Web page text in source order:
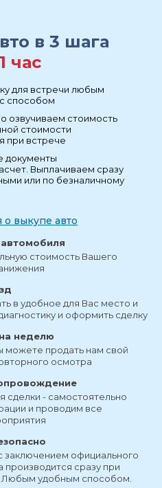
в 3 шага
час
для встречи любым
способом
озвучиваем стоимость
стоимости
при встрече
документы
Выплачиваем сразу
или по безналичному
выкупе авто
стоимость Вашего
в удобное для Вас место и
и оформить сделку
неделю
можете продать нам свой
осмотра
сделки - самостоятельно
и проводим все
заключением официального
производится сразу при
Любым удобным способом.